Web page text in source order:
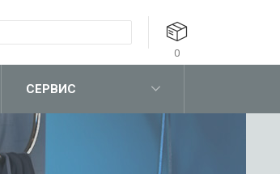
0
СЕРВИС